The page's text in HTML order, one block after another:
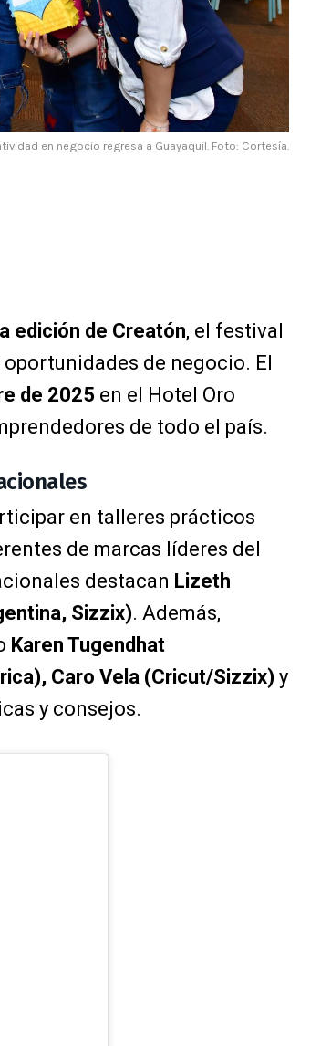
en negocio regresa a Guayaquil. Foto: Cortesía.
edición de Creatón, el festival
de negocio. El
de 2025 en el Hotel Oro
de todo el país.
en talleres prácticos
de marcas líderes del
destacan Lizeth
Sizzix). Además,
Karen Tugendhat
Caro Vela (Cricut/Sizzix) y
y consejos.